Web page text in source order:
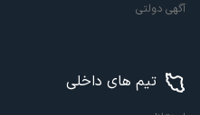
آگهی دولتی
تیم های داخلی